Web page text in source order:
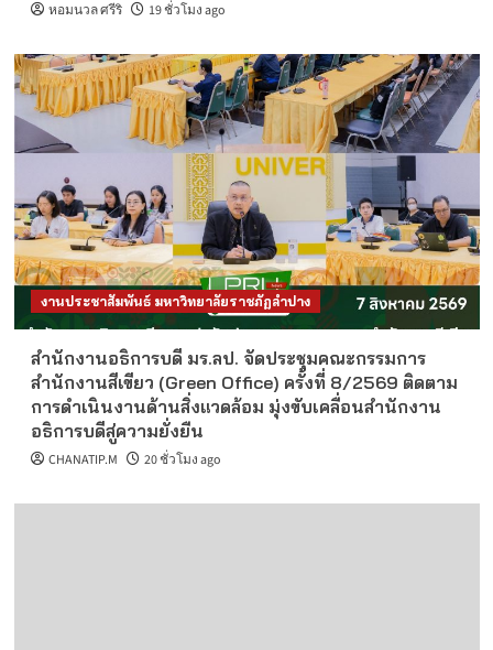
หอมนวล ศรีริ 19 ชั่วโมง ago
งานประชาสัมพันธ์ มหาวิทยาลัยราชภัฏลำปาง
สำนักงานอธิการบดี มร.ลป. จัดประชุมคณะกรรมการ
สำนักงานสีเขียว (Green Office) ครั้งที่ 8/2569 ติดตาม
การดำเนินงานด้านสิ่งแวดล้อม มุ่งขับเคลื่อนสำนักงาน
อธิการบดีสู่ความยั่งยืน
CHANATIP.M 20 ชั่วโมง ago